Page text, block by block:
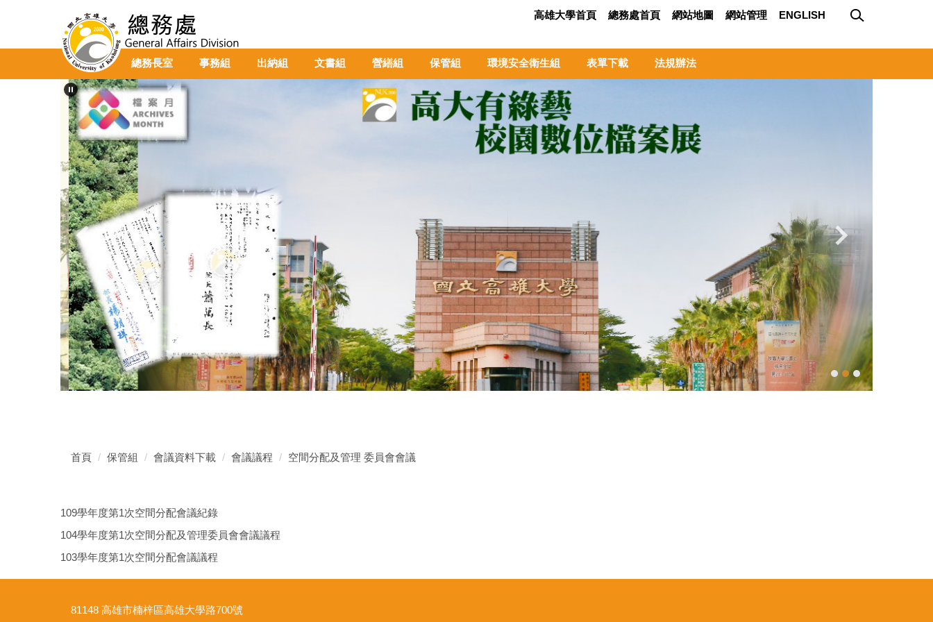
總務長室 事務組 出納組 文書組 營繕組 保管組 環境安全衛生組 表單下載 法規辦法
高雄大學首頁 總務處首頁 網站地圖 網站管理 ENGLISH
首頁 保管組 會議資料下載 會議議程 空間分配及管理 委員會會議
109學年度第1次空間分配會議紀錄
104學年度第1次空間分配及管理委員會會議議程
103學年度第1次空間分配會議議程
81148 高雄市楠梓區高雄大學路700號